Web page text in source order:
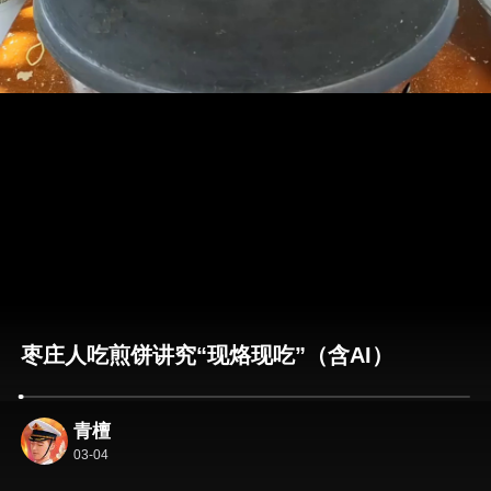
枣庄人吃煎饼讲究“现烙现吃”（含AI）
青檀
03-04